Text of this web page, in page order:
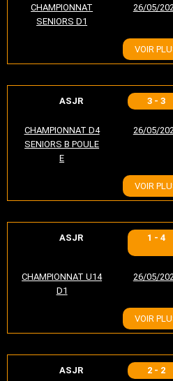
CHAMPIONNAT
SENIORS D1
26/05/
VOIR
ASJR 3 - 3
CHAMPIONNAT D4
SENIORS B POULE
E
26/05/
VOIR
ASJR 1 - 4
CHAMPIONNAT U14
D1
26/05/
VOIR
ASJR 2 - 2